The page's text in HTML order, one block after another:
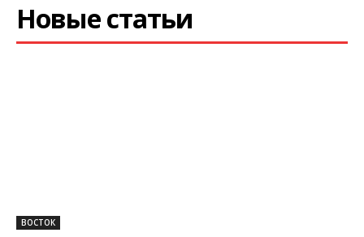
Новые статьи
ВОСТОК